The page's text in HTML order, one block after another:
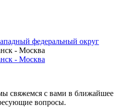
федеральный округ
- Москва
свяжемся с вами в ближайшее
вопросы.